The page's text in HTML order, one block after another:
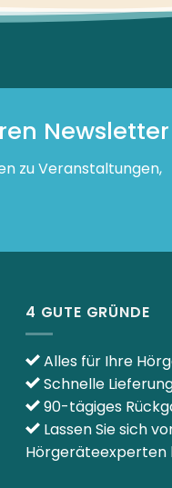
weist
mehrere
Die
können
der
Newsletter
zu Veranstaltungen,
4 GUTE GRÜNDE
Alles für Ihre
Schnelle
90-tägiges
Lassen Sie sich
Hörgeräteexperten